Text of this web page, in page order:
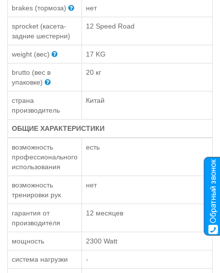
brakes (тормоза) нет
sprocket (касета-
задние шестерни)
12 Speed Road
weight (вес) 17 KG
brutto (вес в
упаковке)
20 кг
страна
производитель
Китай
ОБЩИЕ ХАРАКТЕРИСТИКИ
возможность
профессионального
использования
есть
возможность
тренировки рук
нет
гарантия от
производителя
12 месяцев
мощность 2300 Watt
система нагрузки -